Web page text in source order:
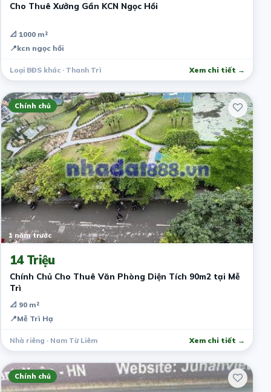
Cho Thuê Xưởng Gần KCN Ngọc Hồi
📐 1000 m²
📍kcn ngọc hồi
Loại BĐS khác · Thanh Trì Xem chi tiết →
Chính chủ
1 năm trước
14 Triệu
Chính Chủ Cho Thuê Văn Phòng Diện Tích 90m2 tại Mễ
Trì
📐 90 m²
📍Mễ Trì Hạ
Nhà riêng · Nam Từ Liêm Xem chi tiết →
Chính chủ